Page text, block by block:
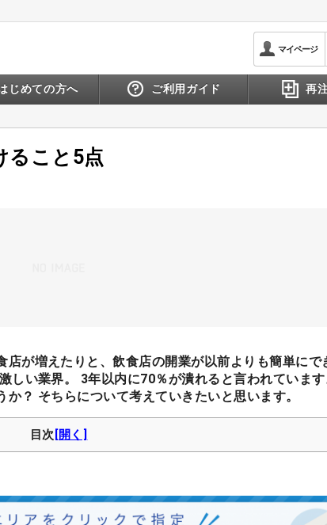
マイページ
じめての方へ ご利用ガイド 再
ること5点
が増えたりと、飲食店の開業が以前よりも簡単にで
しい業界。 3年以内に70％が潰れると言われていま
？ そちらについて考えていきたいと思います。
目次